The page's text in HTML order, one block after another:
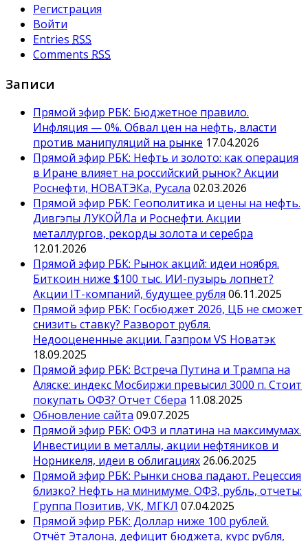
Регистрация
Войти
Entries RSS
Comments RSS
Записи
Прямой эфир РБК: Бюджетное правило.
Инфляция — 0%. Обвал цен на нефть, власти
против манипуляций на рынке 17.04.2026
Прямой эфир РБК: Нефть и золото: как операция
в Иране влияет на российский рынок? Акции
Роснефти, НОВАТЭКа, Русала 02.03.2026
Прямой эфир РБК: Геополитика и цены на нефть.
Дивгэпы ЛУКОЙЛа и Роснефти. Акции
металлургов, рекорды золота и серебра
12.01.2026
Прямой эфир РБК: Рынок акций: идеи ноября.
Биткоин ниже $100 тыс. ИИ-пузырь лопнет?
Акции IT-компаний, будущее рубля 06.11.2025
Прямой эфир РБК: Госбюджет 2026, ЦБ не сможет
снизить ставку? Разворот рубля.
Недооцененные акции. Газпром VS Новатэк
18.09.2025
Прямой эфир РБК: Встреча Путина и Трампа на
Аляске: индекс Мосбиржи превысил 3000 п. Стоит
покупать ОФЗ? Отчет Сбера 11.08.2025
Обновление сайта 09.07.2025
Прямой эфир РБК: ОФЗ и платина на максимумах.
Инвестиции в металлы, акции нефтяников и
Норникеля, идеи в облигациях 26.06.2025
Прямой эфир РБК: Рынки снова падают. Рецессия
близко? Нефть на минимуме. ОФЗ, рубль, отчеты:
Группа Позитив, VK, МГКЛ 07.04.2025
Прямой эфир РБК: Доллар ниже 100 рублей.
Отчёт Эталона, дефицит бюджета, курс рубля,